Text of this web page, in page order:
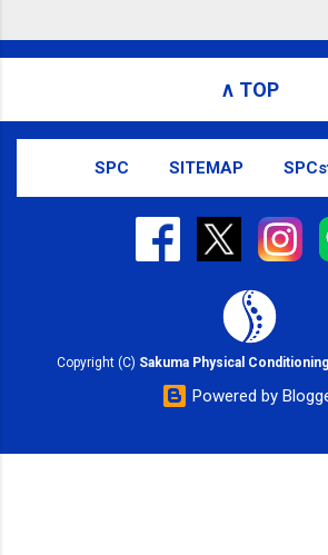
す。 電話に出られな
ので、ご予約、お問
をおすすめしておりま
∧ TOP
SPC SITEMAP
Copyright (C) Sakuma Physical Conditioning
Powered by